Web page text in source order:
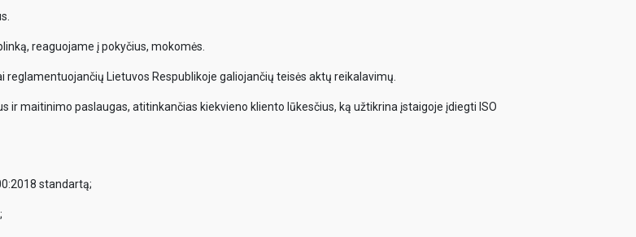
reaguojame į pokyčius, mokomės.
Lietuvos Respublikoje galiojančių teisės aktų reikalavimų.
maitinimo paslaugas, atitinkančias kiekvieno kliento lūkesčius, ką užtikrina įstaigoje įdiegti ISO
standartą;